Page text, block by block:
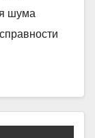
шума